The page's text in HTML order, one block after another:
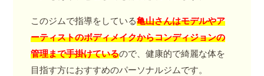
このジムで指導をしている亀山さんはモデルやア
ーティストのボディメイクからコンディジョンの
管理まで手掛けているので、健康的で綺麗な体を
目指す方におすすめのパーソナルジムです。